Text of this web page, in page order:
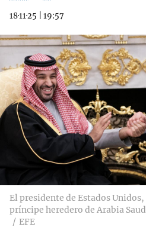
18·11·25 19:57
El presidente de Estados
príncipe heredero de Arabia
EFE